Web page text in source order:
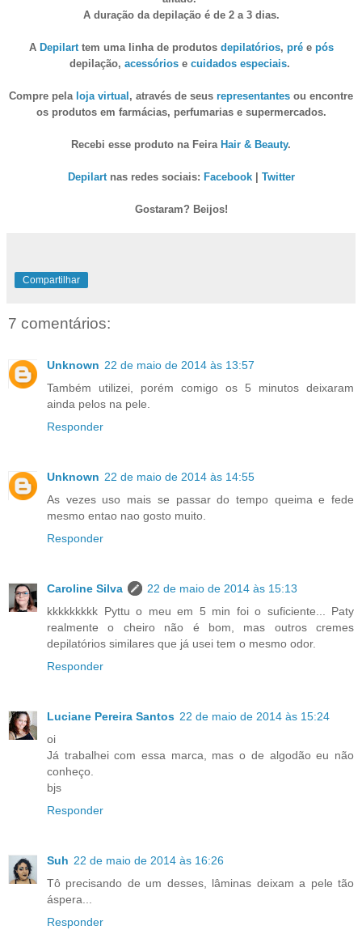
A duração da depilação é de 2 a 3 dias.
A Depilarttem uma linha de produtos depilatórios, prée pós
depilação, acessóriose cuidados especiais.
Compre pela loja virtual , através de seus representantes ou encontre
os produtos em farmácias, perfumarias e supermercados.
Recebi esse produto na Feira Hair & Beauty.
Depilartnas redes sociais: Facebook| Twitter
Gostaram? Beijos!
Compartilhar
7 comentários:
Unknown 22 de maio de 2014 às 13:57
Também utilizei, porém comigo os 5 minutos deixaram
ainda pelos na pele.
Responder
Unknown 22 de maio de 2014 às 14:55
As vezes uso mais se passar do tempo queima e fede
mesmo entao nao gosto muito.
Responder
Caroline Silva
22 de maio de 2014 às 15:13
kkkkkkkkk Pyttu o meu em 5 min foi o suficiente... Paty
realmente o cheiro não é bom, mas outros cremes
depilatórios similares que já usei tem o mesmo odor.
Responder
Luciane Pereira Santos 22 de maio de 2014 às 15:24
oi
Já trabalhei com essa marca, mas o de algodão eu não
conheço.
bjs
Responder
Suh 22 de maio de 2014 às 16:26
Tô precisando de um desses, lâminas deixam a pele tão
áspera...
Responder